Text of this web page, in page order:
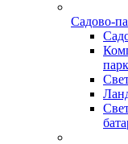
Садово-